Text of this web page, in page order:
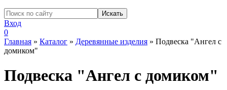
Вход
0
Главная » Каталог » Деревянные изделия » Подвеска "Ангел с
домиком"
Подвеска "Ангел с домиком"